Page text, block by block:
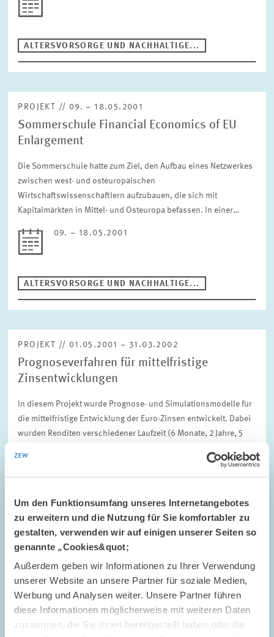
Um den Funktionsumfang unseres Internetangebotes
zu erweitern und die Nutzung für Sie komfortabler zu
gestalten, verwenden wir auf einigen unserer Seiten so
genannte „Cookies&quot;
Außerdem geben wir Informationen zu Ihrer Verwendung
unserer Website an unsere Partner für soziale Medien,
Werbung und Analysen weiter. Unsere Partner führen
diese Informationen möglicherweise mit weiteren Daten
zusammen, die Sie ihnen bereitgestellt haben oder die
ALTERSVORSORGE UND NACHHALTIGE...
PROJEKT // 09. – 18.05.2001
Sommerschule Financial Economics of EU
Enlargement
Die Sommerschule hatte zum Ziel, den Aufbau eines Netzwerkes
zwischen west- und osteuropäischen
Wirtschaftswissenschaftlern aufzubauen, die sich mit
Kapitalmärkten in Mittel- und Osteuropa befassen. In einer…
09. – 18.05.2001
ALTERSVORSORGE UND NACHHALTIGE...
PROJEKT // 01.05.2001 – 31.03.2002
Prognoseverfahren für mittelfristige
Zinsentwicklungen
In diesem Projekt wurde Prognose- und Simulationsmodelle für
die mittelfristige Entwicklung der Euro-Zinsen entwickelt. Dabei
wurden Renditen verschiedener Laufzeit (6 Monate, 2 Jahre, 5
ALTERSVORSORGE UND NACHHALTIGE...
PROJEKT // 01.04.2001 – 30.04.2004
Das Timing der Venture-Capital-gestützten
Börsengänge